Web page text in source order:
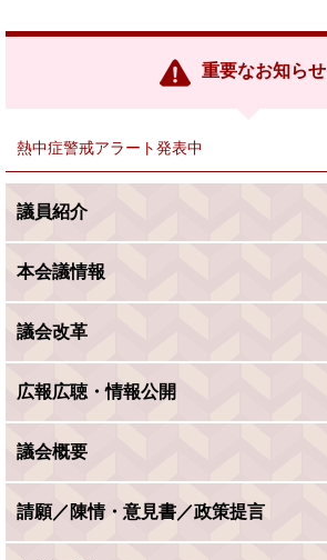
リ
重要なお知らせ
熱中症警戒アラート発表中
議員紹介
本会議情報
議会改革
広報広聴・情報公開
議会概要
請願／陳情・意見書／政策提言